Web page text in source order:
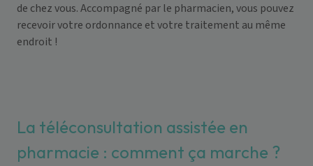
de chez vous. Accompagné par le pharmacien, vous pouvez
recevoir votre ordonnance et votre traitement au même
endroit !
La téléconsultation assistée en
pharmacie : comment ça marche ?